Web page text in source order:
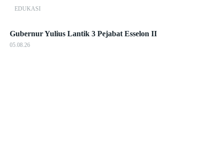
EDUKASI
Gubernur Yulius Lantik 3 Pejabat Esselon II
05.08.26